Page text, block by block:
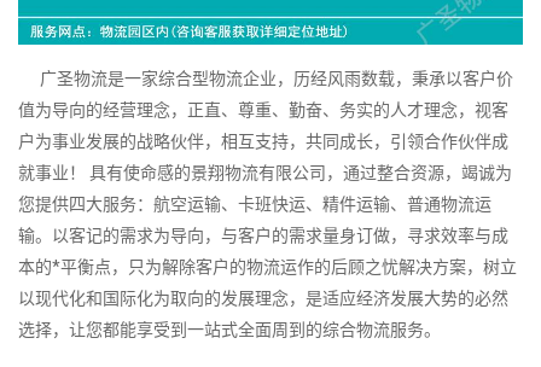
广圣物流是一家综合型物流企业，历经风雨数载，秉承以客户价
值为导向的经营理念，正直、尊重、勤奋、务实的人才理念，视客
户为事业发展的战略伙伴，相互支持，共同成长，引领合作伙伴成
就事业！ 具有使命感的景翔物流有限公司，通过整合资源，竭诚为
您提供四大服务：航空运输、卡班快运、精件运输、普通物流运
输。以客记的需求为导向，与客户的需求量身订做，寻求效率与成
本的*平衡点，只为解除客户的物流运作的后顾之忧解决方案，树立
以现代化和国际化为取向的发展理念，是适应经济发展大势的必然
选择，让您都能享受到一站式全面周到的综合物流服务。